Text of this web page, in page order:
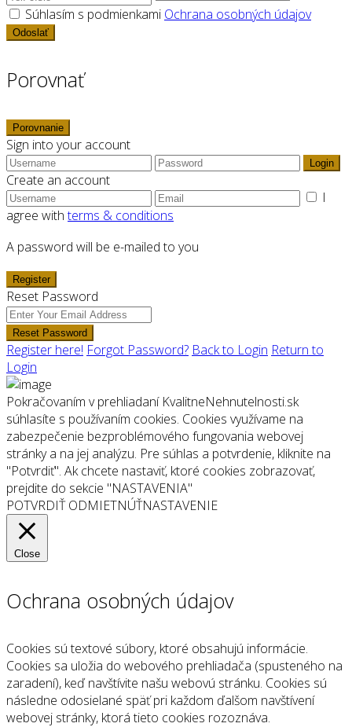
Súhlasím s podmienkami Ochrana osobných údajov
Odoslať
Porovnať
Porovnanie
Sign into your account
Login
Create an account
I
agree withterms & conditions
A password will be e-mailed to you
Register
Reset Password
Reset Password
Register here! Forgot Password? Back to Login Return to
Login
Pokračovaním v prehliadaní KvalitneNehnutelnosti.sk
súhlasíte s používaním cookies. Cookies využívame na
zabezpečenie bezproblémového fungovania webovej
stránky a na jej analýzu. Pre súhlas a potvrdenie, kliknite na
"Potvrdiť". Ak chcete nastaviť, ktoré cookies zobrazovať,
prejdite do sekcie "NASTAVENIA"
POTVRDIŤ ODMIETNÚŤNASTAVENIE
Close
Ochrana osobných údajov
Cookies sú textové súbory, ktoré obsahujú informácie.
Cookies sa uložia do webového prehliadača (spusteného na
zaradení), keď navštívite našu webovú stránku. Cookies sú
následne odosielané späť pri každom ďalšom navštívení
webovej stránky, ktorá tieto cookies rozoznáva.